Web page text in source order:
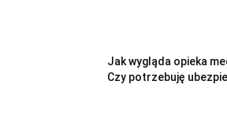
Jak wygląda opieka
Czy potrzebuję